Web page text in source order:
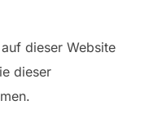
dieser Website
dieser